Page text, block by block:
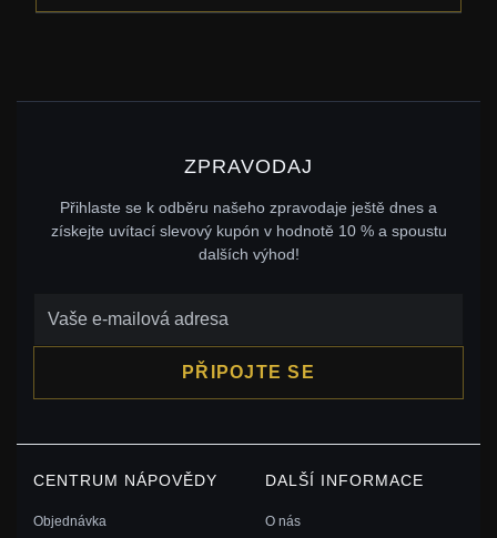
ZPRAVODAJ
Přihlaste se k odběru našeho zpravodaje ještě dnes a
získejte uvítací slevový kupón v hodnotě 10 % a spoustu
dalších výhod!
PŘIPOJTE SE
CENTRUM NÁPOVĚDY
Objednávka
DALŠÍ INFORMACE
O nás